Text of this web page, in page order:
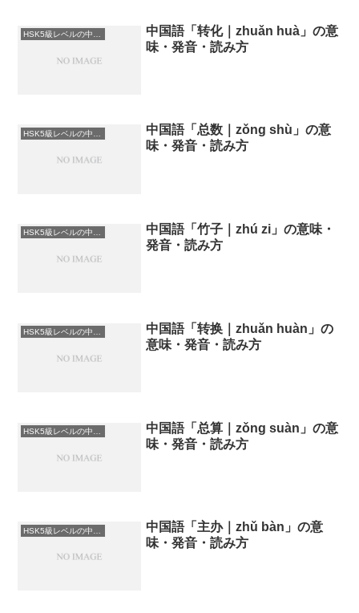
中国語「转化｜zhuǎn huà」の意
味・発音・読み方
中国語「总数｜zǒng shù」の意
味・発音・読み方
HSK5級レベルの中国語
中国語「竹子｜zhú zi」の意味・
発音・読み方
中国語「转换｜zhuǎn huàn」の
意味・発音・読み方
中国語「总算｜zǒng suàn」の意
味・発音・読み方
中国語「主办｜zhǔ bàn」の意
味・発音・読み方